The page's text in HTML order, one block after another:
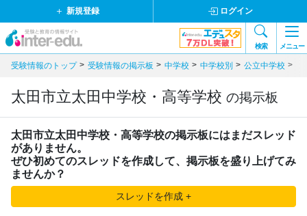
新規登録 ログイン
検索 メニュー
受験情報のトップ 受験情報の掲示板 中学校 中学校別 公立中学校
太田市立太田中学校・高等学校 の掲示板
太田市立太田中学校・高等学校の掲示板にはまだスレッド
がありません。
ぜひ初めてのスレッドを作成して、掲示板を盛り上げてみ
ませんか？
スレッドを作成 +